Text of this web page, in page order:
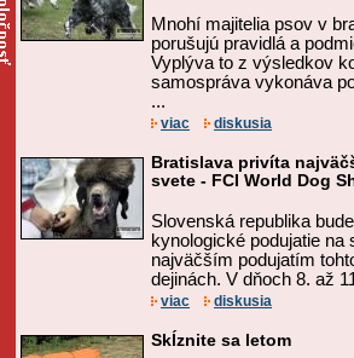
Mnohí majitelia psov v
porušujú pravidlá a
Vyplýva to z výsledkov
samospráva vykonáva
...
viac diskusia
Bratislava privíta
svete - FCI World Dog
Slovenská republika
kynologické podujatie
najväčším podujatím
dejinách. V dňoch 8. až
viac diskusia
Skĺznite sa letom